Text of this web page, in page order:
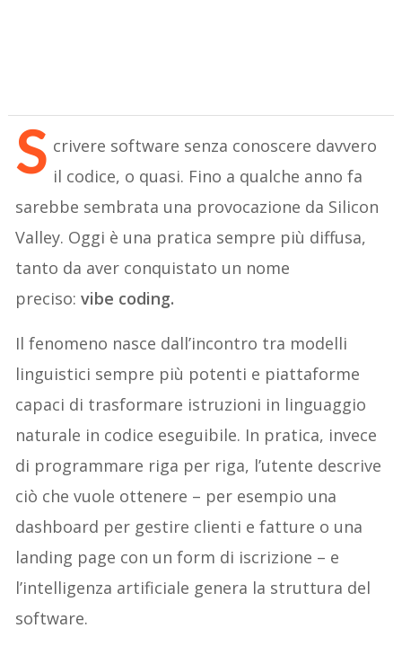
S crivere software senza conoscere davvero
il codice, o quasi. Fino a qualche anno fa
sarebbe sembrata una provocazione da Silicon
Valley. Oggi è una pratica sempre più diffusa,
tanto da aver conquistato un nome
preciso:vibe coding.
Il fenomeno nasce dall’incontro tra modelli
linguistici sempre più potenti e piattaforme
capaci di trasformare istruzioni in linguaggio
naturale in codice eseguibile. In pratica, invece
di programmare riga per riga, l’utente descrive
ciò che vuole ottenere – per esempio una
dashboard per gestire clienti e fatture o una
landing page con un form di iscrizione – e
l’intelligenza artificiale genera la struttura del
software.